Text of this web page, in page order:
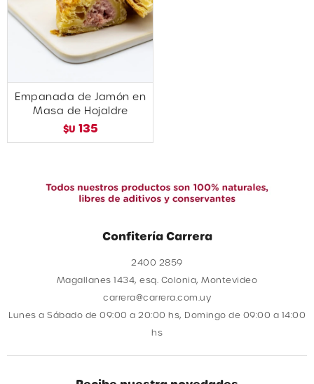
Empanada de Jamón en
Masa de Hojaldre
$U 135
Confitería Carrera
2400 2859
Magallanes 1434, esq. Colonia, Montevideo
carrera@carrera.com.uy
Lunes a Sábado de 09:00 a 20:00 hs, Domingo de 09:00 a 14:00
hs